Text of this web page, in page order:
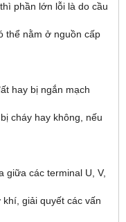
phần lớn lỗi là do cầu
thể nằm ở nguồn cấp
hay bị ngắn mạch
cháy hay không, nếu
giữa các terminal U, V,
giải quyết các vấn